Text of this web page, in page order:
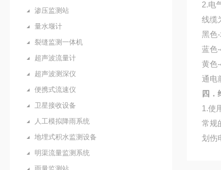
渗压监测站
量水堰计
裂缝监测一体机
超声波流量计
超声波测深仪
便携式流速仪
卫星接收设备
人工模拟降雨系统
地埋式积水监测设备
明渠流量监测系统
2.电
线缆
黑色
蓝色
黄色
通电
四．
1.使
常规
划伤